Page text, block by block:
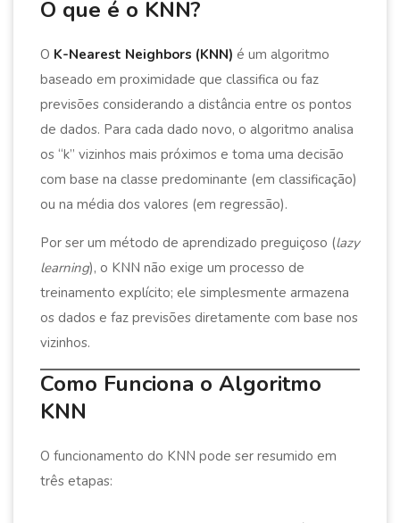
O que é o KNN?
O K-Nearest Neighbors (KNN) é um algoritmo
baseado em proximidade que classifica ou faz
previsões considerando a distância entre os pontos
de dados. Para cada dado novo, o algoritmo analisa
os “k” vizinhos mais próximos e toma uma decisão
com base na classe predominante (em classificação)
ou na média dos valores (em regressão).
Por ser um método de aprendizado preguiçoso (lazy
learning), o KNN não exige um processo de
treinamento explícito; ele simplesmente armazena
os dados e faz previsões diretamente com base nos
vizinhos.
Como Funciona o Algoritmo
KNN
O funcionamento do KNN pode ser resumido em
três etapas: